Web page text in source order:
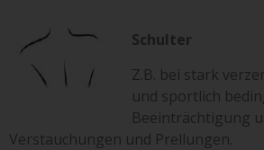
Schulter
Z.B. bei stark
und sportlich
Beeinträchtigung
Verstauchungen und Prellungen.